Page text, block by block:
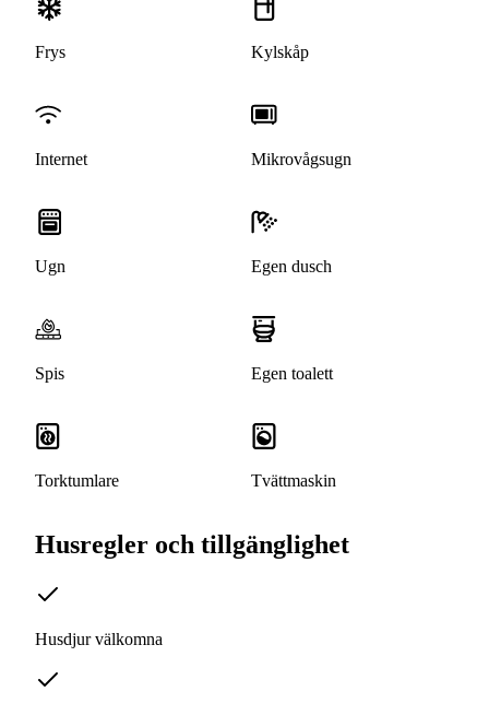
Frys Kylskåp
Internet Mikrovågsugn
Ugn Egen dusch
Spis Egen toalett
Torktumlare Tvättmaskin
Husregler och tillgänglighet
Husdjur välkomna